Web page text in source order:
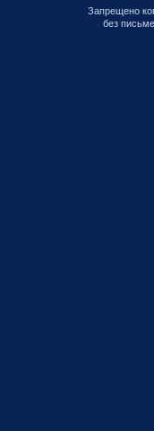
Запрещено
без